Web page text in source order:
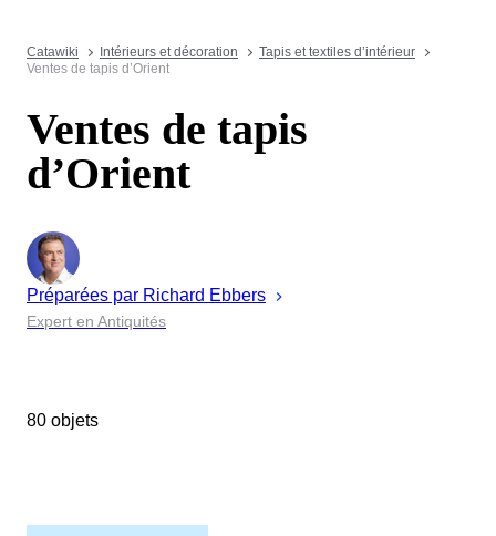
Catawiki Intérieurs et décoration
Tapis et textiles d’intérieur
Ventes de tapis d’Orient
Ventes de tapis
d’Orient
Préparées par Richard Ebbers
Expert en Antiquités
80 objets